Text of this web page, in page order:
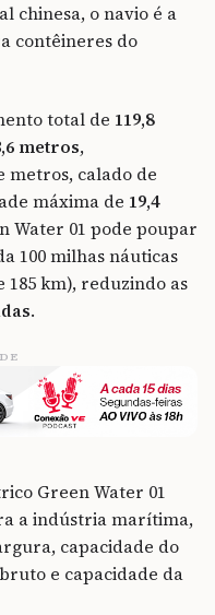
chinesa, o navio é a
contêineres do
total de 119,8
metros,
calado de
máxima de 19,4
Water 01 pode poupar
100 milhas náuticas
km), reduzindo as
.
Green Water 01
a indústria marítima,
capacidade do
e capacidade da